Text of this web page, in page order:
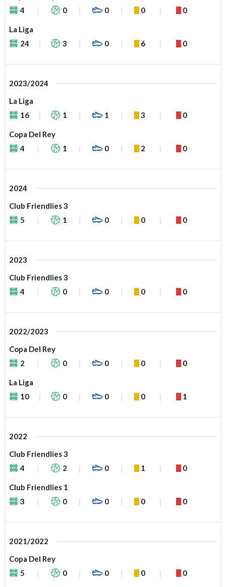
4
0 0 0 0
La Liga
24
3 0 6 0
2023/2024
La Liga
16
1 1 3 0
Copa Del Rey
4
1 0 2 0
2024
Club Friendlies 3
5
1 0 0 0
2023
Club Friendlies 3
4
0 0 0 0
2022/2023
Copa Del Rey
2
0 0 0 0
La Liga
10
0 0 0 1
2022
Club Friendlies 3
4
2 0 1 0
Club Friendlies 1
3
0 0 0 0
2021/2022
Copa Del Rey
5
0 0 0 0